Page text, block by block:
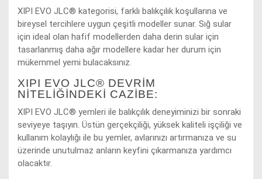
XIPI EVO JLC® kategorisi, farklı balıkçılık koşullarına ve
bireysel tercihlere uygun çeşitli modeller sunar. Sığ sular
için ideal olan hafif modellerden daha derin sular için
tasarlanmış daha ağır modellere kadar her durum için
mükemmel yemi bulacaksınız.
XIPI EVO JLC® DEVRIM
NITELIĞINDEKI CAZIBE:
XIPI EVO JLC® yemleri ile balıkçılık deneyiminizi bir sonraki
seviyeye taşıyın. Üstün gerçekçiliği, yüksek kaliteli işçiliği ve
kullanım kolaylığı ile bu yemler, avlarınızı artırmanıza ve su
üzerinde unutulmaz anların keyfini çıkarmanıza yardımcı
olacaktır.